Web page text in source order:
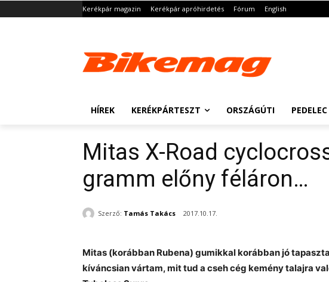
Kerékpár magazin Kerékpár apróhirdetés Fórum English
HÍREK KERÉKPÁRTESZT ORSZÁGÚTI PEDELEC
Mitas X-Road
gramm előny féláron…
Szerző: Tamás Takács 2017.10.17.
Mitas (korábban Rubena) gumikkal korábban jó
kíváncsian vártam, mit tud a cseh cég kemény talajra